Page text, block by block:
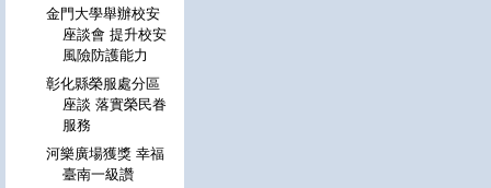
金門大學舉辦校安
座談會 提升校安
風險防護能力
彰化縣榮服處分區
座談 落實榮民眷
服務
河樂廣場獲獎 幸福
臺南一級讚